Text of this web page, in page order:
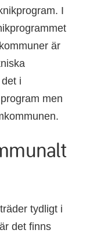
I
är
i
men
tydligt i
det finns